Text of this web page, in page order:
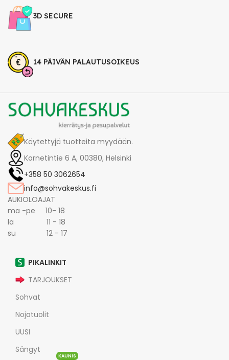
3D SECURE
14 PÄIVÄN PALAUTUSOIKEUS
Käytettyjä tuotteita myydään.
Kornetintie 6 A, 00380, Helsinki
+358 50 3062654
info@sohvakeskus.fi
AUKIOLOAJAT
ma -pe 10- 18
la 11 - 18
su 12 - 17
PIKALINKIT
TARJOUKSET
Sohvat
Nojatuolit
UUSI
Sängyt
KAUNIS